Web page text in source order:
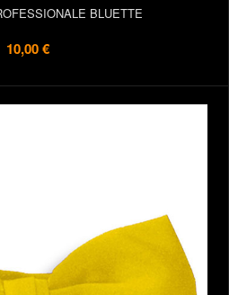
BLUETTE
10,00 €